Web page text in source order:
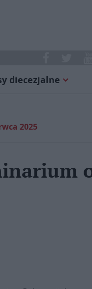
diecezjalne
2025